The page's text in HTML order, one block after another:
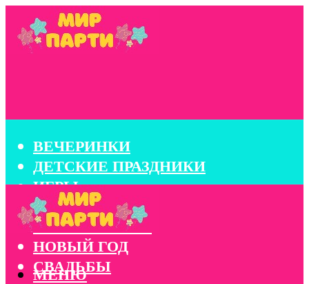
ВЕЧЕРИНКИ
ДЕТСКИЕ ПРАЗДНИКИ
ИГРЫ
КОНКУРСЫ
КОРПОРАТИВЫ
НОВЫЙ ГОД
СВАДЬБЫ
МЕНЮ